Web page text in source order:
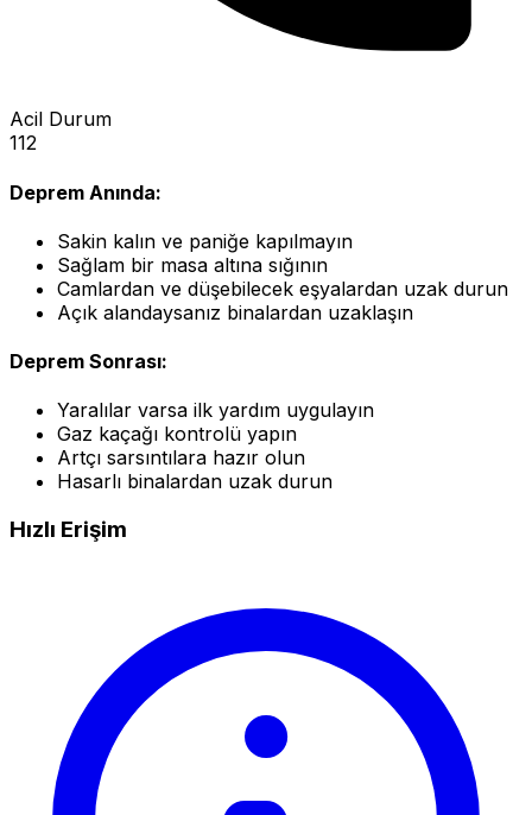
Acil Durum
112
Deprem Anında:
Sakin kalın ve paniğe kapılmayın
Sağlam bir masa altına sığının
Camlardan ve düşebilecek eşyalardan uzak durun
Açık alandaysanız binalardan uzaklaşın
Deprem Sonrası:
Yaralılar varsa ilk yardım uygulayın
Gaz kaçağı kontrolü yapın
Artçı sarsıntılara hazır olun
Hasarlı binalardan uzak durun
Hızlı Erişim